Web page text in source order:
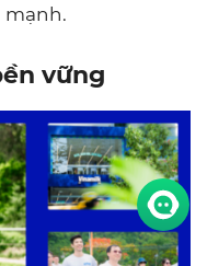
mạnh.
vững